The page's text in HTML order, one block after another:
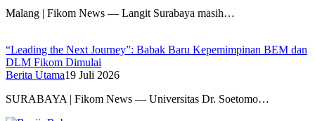
Malang | Fikom News — Langit Surabaya masih…
“Leading the Next Journey”: Babak Baru Kepemimpinan BEM dan
DLM Fikom Dimulai
Berita Utama19 Juli 2026
SURABAYA | Fikom News — Universitas Dr. Soetomo…